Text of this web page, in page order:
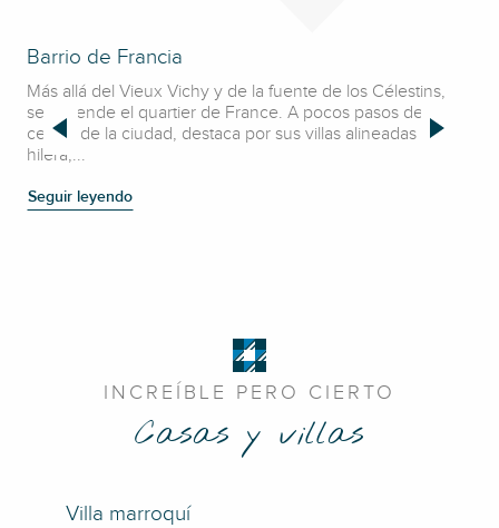
Barrio de Francia
Más allá del Vieux Vichy y de la fuente de los Célestins,
se extiende el quartier de France. A pocos pasos del
centro de la ciudad, destaca por sus villas alineadas en
hilera,...
Seguir leyendo
INCREÍBLE PERO CIERTO
Casas y villas
Villa marroquí